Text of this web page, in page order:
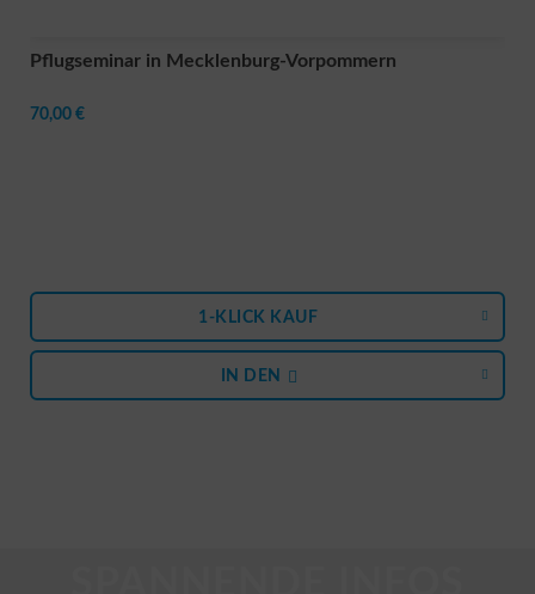
Pflugseminar in Mecklenburg-Vorpommern
70,00 €
1-KLICK KAUF
IN DEN